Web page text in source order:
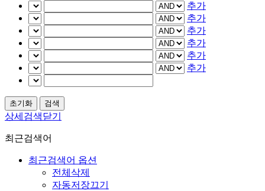
추가
추가
추가
추가
추가
추가
상세검색닫기
최근검색어
최근검색어 옵션
전체삭제
자동저장끄기